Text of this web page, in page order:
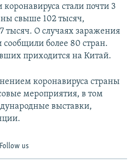
стали почти 3
свыше 102 тысяч,
тысяч. О случаях заражения
сообщили более 80 стран.
приходится на Китай.
коронавируса страны
мероприятия, в том
выставки,
Follow us